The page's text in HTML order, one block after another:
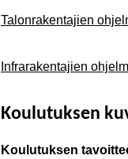
Talonrakentajien
nfrarakentajien
Koulutuksen
Koulutuksen